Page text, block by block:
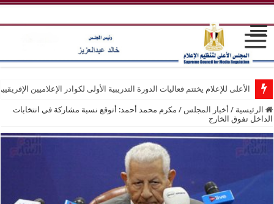
الأعلى للإعلام يختتم فعاليات الدورة التدريبية الأولى لكوادر الإعلاميين
الرئيسية / أخبار المجلس / مكرم محمد أحمد: أتوقع نسبة مشاركة في انتخابات
الداخل تفوق الخارج